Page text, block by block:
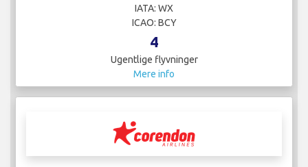
IATA: WX
ICAO: BCY
4
Ugentlige flyvninger
Mere info